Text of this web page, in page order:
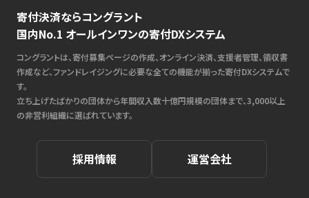
寄付決済ならコングラント
国内No.1 オールインワンの寄付DXシステム
コングラントは、寄付募集ページの作成、オンライン決済、支援者管理、領収書
作成など、ファンドレイジングに必要な全ての機能が揃った寄付DXシステムで
す。
立ち上げたばかりの団体から年間収入数十億円規模の団体まで、3,000以上
の非営利組織に選ばれています。
採用情報 運営会社